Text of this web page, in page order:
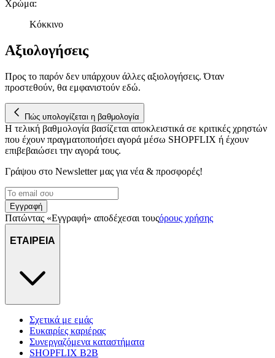
αναλύουμε την κυκλοφορία μας. Εμείς και οι 1022 συνεργάτες
μας επεξεργαζόμαστε προσωπικά σας δεδομένα, π.χ. τη
για να αποθηκεύουμε και να έχουμε πρόσβαση σε πληροφορίες
στη συσκευή σας, με σκοπό την προβολή εξατομικευμένων
διαφημίσεων και περιεχομένου, τις μετρήσεις σχετικά με
διαφημίσεις και περιεχόμενο, την καλύτερη εικόνα του κοινού
μας και την ανάπτυξη προϊόντων. Επίσης, κοινοποιούμε
πληροφορίες σχετικά με την από μέρους σας χρήση της
τοποθεσίας μας στους συνεργάτες μέσων κοινωνικής
δικτύωσης, διαφημίσεων και ανάλυσης.
Χρώμα:
Κόκκινο
Αξιολογήσεις
Προς το παρόν δεν υπάρχουν άλλες αξιολογήσεις. Όταν
προστεθούν, θα εμφανιστούν εδώ.
Πώς υπολογίζεται η βαθμολογία
Η τελική βαθμολογία βασίζεται αποκλειστικά σε κριτικές χρηστών
που έχουν πραγματοποιήσει αγορά μέσω SHOPFLIX ή έχουν
επιβεβαιώσει την αγορά τους.
Γράψου στο Νewsletter μας για νέα & προσφορές!
Εγγραφή
Πατώντας «Εγγραφή» αποδέχεσαι τουςόρους χρήσης
ΕΤΑΙΡΕΙΑ
Σχετικά με εμάς
Ευκαιρίες καριέρας
Συνεργαζόμενα καταστήματα
SHOPFLIX B2B